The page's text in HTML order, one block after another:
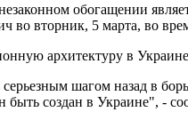
обогащении
вторник, 5 марта, во
архитектуру в
шагом назад в
создан в Украине", -